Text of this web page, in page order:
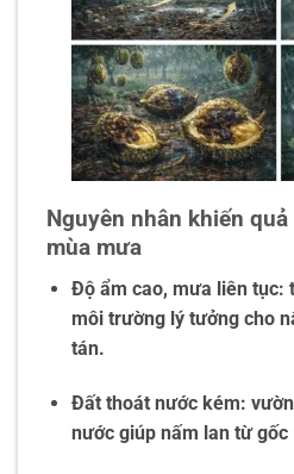
Nguyên nhân khiến
mùa mưa
Độ ẩm cao, mưa liên tục:
môi trường lý tưởng cho
tán.
Đất thoát nước kém:
nước giúp nấm lan từ gốc